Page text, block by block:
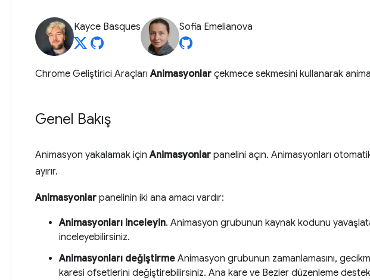
Kayce Basques Sofia Emelianova
Chrome Geliştirici AraçlarıAnimasyonlar çekmece sekmesini kullanarak
Genel Bakış
Animasyon yakalamak içinAnimasyonlar panelini açın. Animasyonları
ayırır.
Animasyonlar panelinin iki ana amacı vardır:
Animasyonları inceleyin. Animasyon grubunun kaynak kodunu
inceleyebilirsiniz.
Animasyonları değiştirme Animasyon grubunun zamanlamasını,
karesi ofsetlerini değiştirebilirsiniz. Ana kare ve Bezier düzenleme